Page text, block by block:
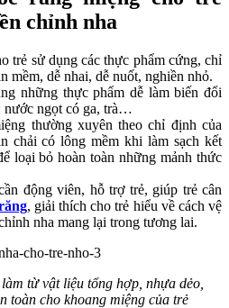
chỉnh nha
trẻ sử dụng các thực phẩm cứng, chỉ
mềm, dễ nhai, dễ nuốt, nghiền nhỏ.
những thực phẩm dễ làm biến đổi
nước ngọt có ga, trà…
thường xuyên theo chỉ định của
chải có lông mềm khi làm sạch kết
loại bỏ hoàn toàn những mảnh thức
động viên, hỗ trợ trẻ, giúp trẻ cân
, giải thích cho trẻ hiểu về cách vệ
nha mang lại trong tương lai.
từ vật liệu tổng hợp, nhựa dẻo,
toàn cho khoang miệng của trẻ